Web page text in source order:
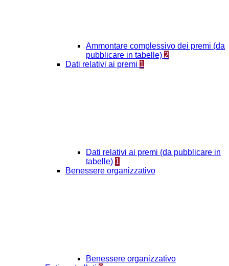
Ammontare complessivo dei premi (da
pubblicare in tabelle) 2
Dati relativi ai premi 1
Dati relativi ai premi (da pubblicare in
tabelle) 1
Benessere organizzativo
Benessere organizzativo